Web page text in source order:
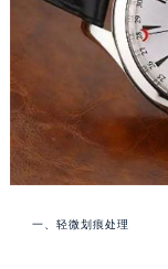
一、轻微划痕处理